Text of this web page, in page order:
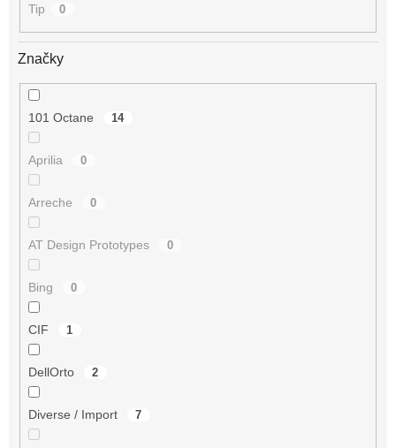
Tip 0
Značky
101 Octane 14
Aprilia 0
Arreche 0
AT Design Prototypes 0
Bing 0
CIF 1
DellOrto 2
Diverse / Import 7